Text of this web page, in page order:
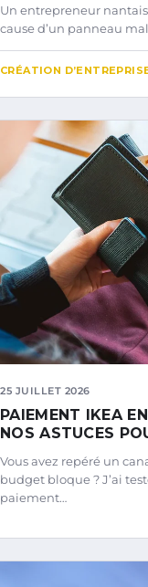
Un entrepreneur
cause d’un panneau
CRÉATION
25 JUILLET 2026
PAIEMENT IKEA
NOS ASTUCES
Vous avez repéré un
budget bloque ? J’ai
paiement…